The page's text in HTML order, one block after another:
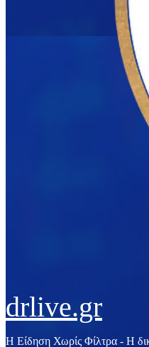
drlive.gr
Η Είδηση Χωρίς Φίλτρα - H